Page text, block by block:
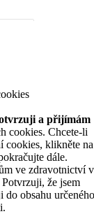
STOMATEAM
a přijímám
cookies. Chcete-li
cookies, klikněte na
dále.
ve zdravotnictví
že jsem
obsahu určeného